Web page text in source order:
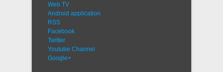
Web TV
Android application
RSS
Facebook
Twitter
Youtube Channel
Google+